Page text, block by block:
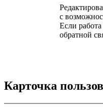
с
Если
обратной
Карточка